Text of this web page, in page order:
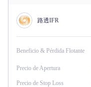
路透IFR
Beneficio & Pérdida Flotante
Precio de Apertura
Precio de Stop Loss